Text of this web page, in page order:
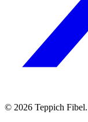
© 2026 Teppich Fibel.